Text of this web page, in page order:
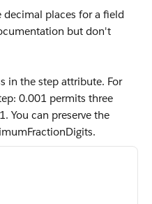
places for a field
but don't
in the step attribute. For
0.001 permits three
You can preserve the